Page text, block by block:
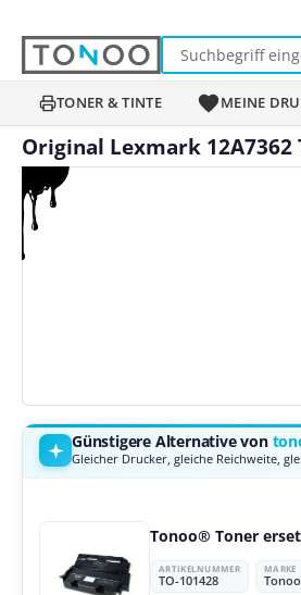
TONER & TINTE MEINE
Original Lexmark 12A7362
Bildergalerie überspringen
Günstigere Alternative von
Gleicher Drucker, gleiche Reichweite,
Tonoo® Toner
ARTIKELNUMMER
TO-101428
MARKE
Tonoo